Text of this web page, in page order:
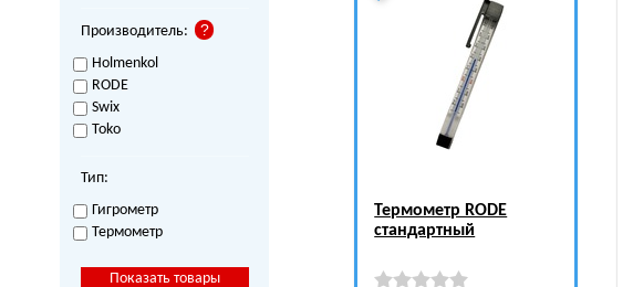
Производитель:
Holmenkol
RODE
Swix
Toko
Тип:
Гигрометр
Термометр
Термометр RODE
стандартный